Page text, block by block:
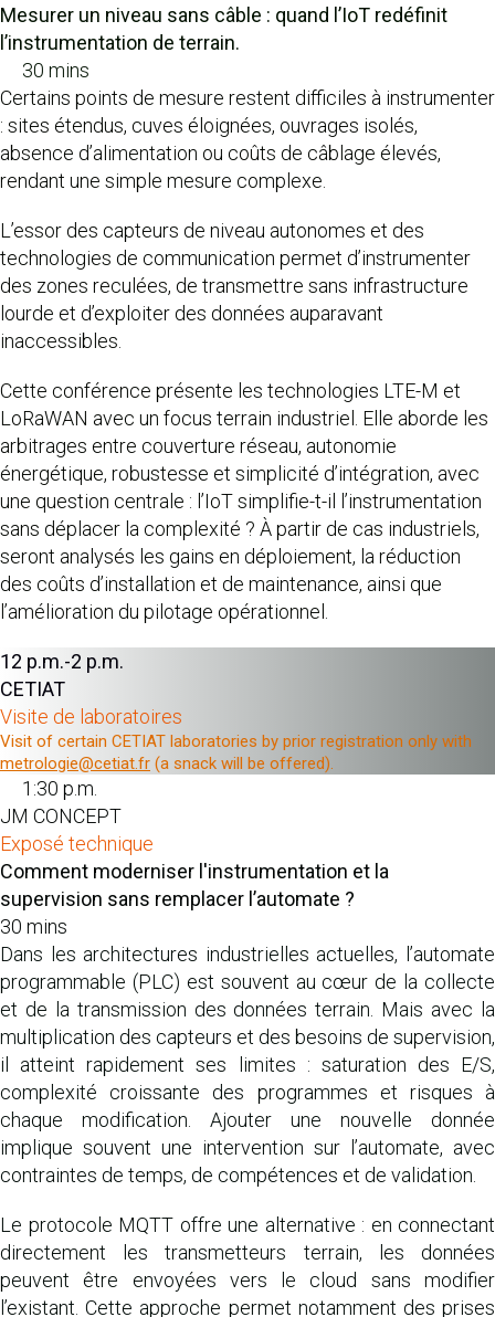
Mesurer un niveau sans câble : quand l’IoT redéfinit
l’instrumentation de terrain.
30 mins
Certains points de mesure restent difficiles à instrumenter
: sites étendus, cuves éloignées, ouvrages isolés,
absence d’alimentation ou coûts de câblage élevés,
rendant une simple mesure complexe.
L’essor des capteurs de niveau autonomes et des
technologies de communication permet d’instrumenter
des zones reculées, de transmettre sans infrastructure
lourde et d’exploiter des données auparavant
inaccessibles.
Cette conférence présente les technologies LTE-M et
LoRaWAN avec un focus terrain industriel. Elle aborde les
arbitrages entre couverture réseau, autonomie
énergétique, robustesse et simplicité d’intégration, avec
une question centrale : l’IoT simplifie-t-il l’instrumentation
sans déplacer la complexité ? À partir de cas industriels,
seront analysés les gains en déploiement, la réduction
des coûts d’installation et de maintenance, ainsi que
l’amélioration du pilotage opérationnel.
12 p.m.-2 p.m.
CETIAT
Visite de laboratoires
Visit of certain CETIAT laboratories by prior registration only with
metrologie@cetiat.fr (a snack will be offered).
1:30 p.m.
JM CONCEPT
Exposé technique
Comment moderniser l'instrumentation et la
supervision sans remplacer l’automate ?
30 mins
Dans les architectures industrielles actuelles, l’automate
programmable (PLC) est souvent au cœur de la collecte
et de la transmission des données terrain. Mais avec la
multiplication des capteurs et des besoins de supervision,
il atteint rapidement ses limites : saturation des E/S,
complexité croissante des programmes et risques à
chaque modification. Ajouter une nouvelle donnée
implique souvent une intervention sur l’automate, avec
contraintes de temps, de compétences et de validation.
Le protocole MQTT offre une alternative : en connectant
directement les transmetteurs terrain, les données
peuvent être envoyées vers le cloud sans modifier
l’existant. Cette approche permet notamment des prises